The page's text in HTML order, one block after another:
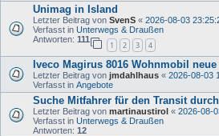
Unimag in Island
Letzter Beitrag von SvenS « 2026-08-03
Verfasst in Unterwegs & Draußen
Antworten: 111
1 2 3 4
Iveco Magirus 8016 Wohnmobil
Letzter Beitrag von jmdahlhaus « 2026-08-03
Verfasst in Angebote
Suche Mitfahrer für den Transit
Letzter Beitrag von martinaustirol « 2026-08-
Verfasst in Unterwegs & Draußen
Antworten: 12